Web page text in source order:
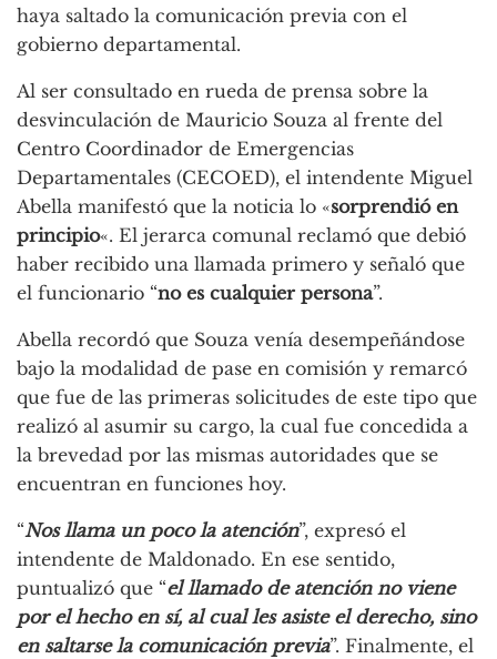
haya saltado la comunicación previa con el
gobierno departamental.
Al ser consultado en rueda de prensa sobre la
desvinculación de Mauricio Souza al frente del
Centro Coordinador de Emergencias
Departamentales (CECOED), el intendente Miguel
Abella manifestó que la noticia lo «sorprendió en
principio«. El jerarca comunal reclamó que debió
haber recibido una llamada primero y señaló que
el funcionario “no es cualquier persona”.
Abella recordó que Souza venía desempeñándose
bajo la modalidad de pase en comisión y remarcó
que fue de las primeras solicitudes de este tipo que
realizó al asumir su cargo, la cual fue concedida a
la brevedad por las mismas autoridades que se
encuentran en funciones hoy.
“Nos llama un poco la atención”, expresó el
intendente de Maldonado. En ese sentido,
puntualizó que “el llamado de atención no viene
por el hecho en sí, al cual les asiste el derecho, sino
en saltarse la comunicación previa”. Finalmente, el